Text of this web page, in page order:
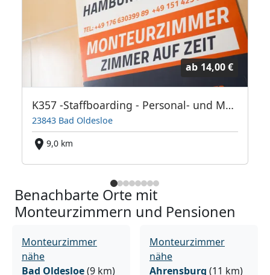
ab 14,00 €
K357 -Staffboarding - Personal- und Monteurzimmer
23843 Bad Oldesloe
9,0 km
Benachbarte Orte mit
Monteurzimmern und Pensionen
Monteurzimmer
nähe
Bad Oldesloe(9 km)
Monteurzimmer
nähe
Ahrensburg (11 km)